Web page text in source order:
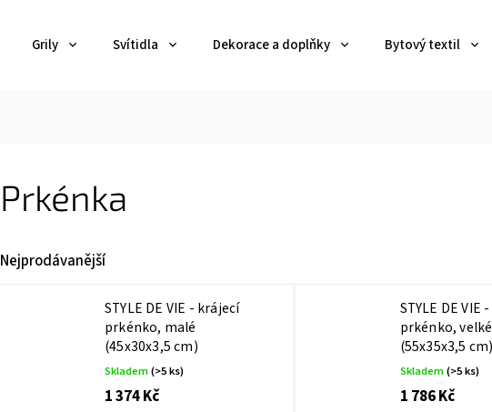
Grily Svítidla Dekorace a doplňky Bytový textil
Prkénka
Nejprodávanější
STYLE DE VIE - krájecí
prkénko, malé
(45x30x3,5 cm)
Skladem(>5 ks)
1 374 Kč
STYLE DE VIE
prkénko, velké
(55x35x3,5
Skladem(>5 ks)
1 786 Kč